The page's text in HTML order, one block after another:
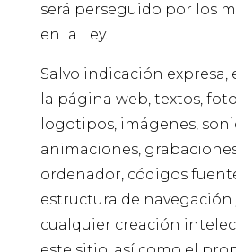
será perseguido por los
en la Ley.
Salvo indicación
la página web, textos,
logotipos, imágenes,
animaciones,
ordenador, códigos
estructura de navegación
cualquier creación